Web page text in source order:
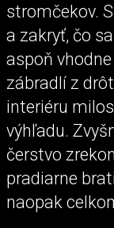
stromčekov.
a zakryť, čo
aspoň
zábradlí z
interiéru
výhľadu.
čerstvo
pradiarne
naopak